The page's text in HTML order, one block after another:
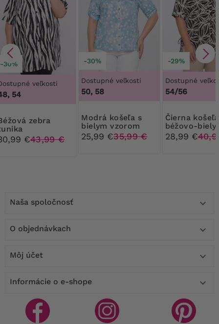
-30%
veľkosti
54
€43,99 €
-30%
Dostupné veľkosti
50, 58
Modrá košeľa s
bielym vzorom
25,99 €35,99 €
-29%
Dostupné
54/56
Čierna košeľa s
béžovo-
vzormi
28,99 €
Naša spoločnosť 
O objednávkach 
Môj účet 
Informácie o e-shope 